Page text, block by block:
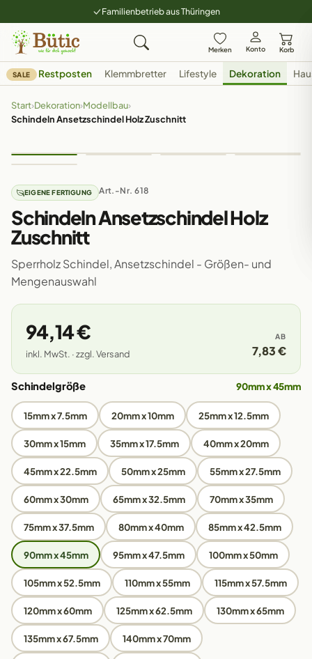
Familienbetrieb aus Thüringen
Merken Konto Korb
SALE Restposten Klemmbretter Lifestyle Dekoration
Start›Dekoration›Modellbau›
Schindeln Ansetzschindel Holz Zuschnitt
EIGENE FERTIGUNG Art.-Nr. 618
Schindeln Ansetzschindel Holz
Zuschnitt
Sperrholz Schindel, Ansetzschindel - Größen- und
Mengenauswahl
94,14 €
inkl. MwSt. · zzgl. Versand
AB
7,83 €
Schindelgröße 90mm x 45mm
15mm x 7.5mm 20mm x 10mm 25mm x 12.5mm
30mm x 15mm 35mm x 17.5mm 40mm x 20mm
45mm x 22.5mm 50mm x 25mm 55mm x 27.5mm
60mm x 30mm 65mm x 32.5mm 70mm x 35mm
75mm x 37.5mm 80mm x 40mm 85mm x 42.5mm
90mm x 45mm 95mm x 47.5mm 100mm x 50mm
105mm x 52.5mm 110mm x 55mm 115mm x 57.5mm
120mm x 60mm 125mm x 62.5mm 130mm x 65mm
135mm x 67.5mm 140mm x 70mm